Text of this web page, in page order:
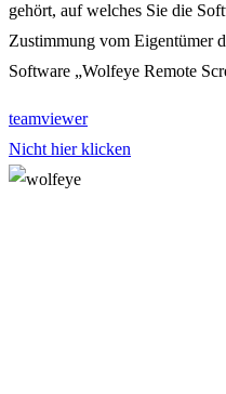
gehört, auf welches Sie die
Zustimmung vom Eigentümer
Software „Wolfeye Remote
teamviewer
Nicht hier klicken